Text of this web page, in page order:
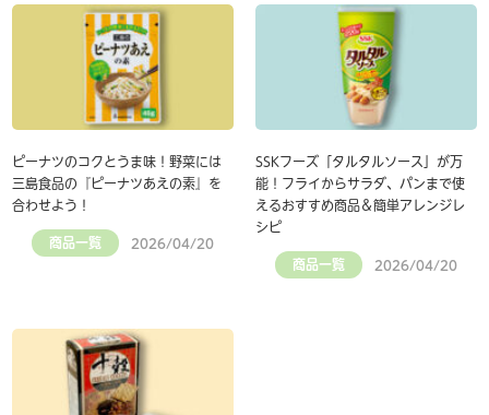
ピーナツのコクとうま味！野菜には
三島食品の『ピーナツあえの素』を
合わせよう！
商品一覧 2026/04/20
SSKフーズ「タルタルソース」が万
能！フライからサラダ、パンまで使
えるおすすめ商品＆簡単アレンジレ
シピ
商品一覧 2026/04/20